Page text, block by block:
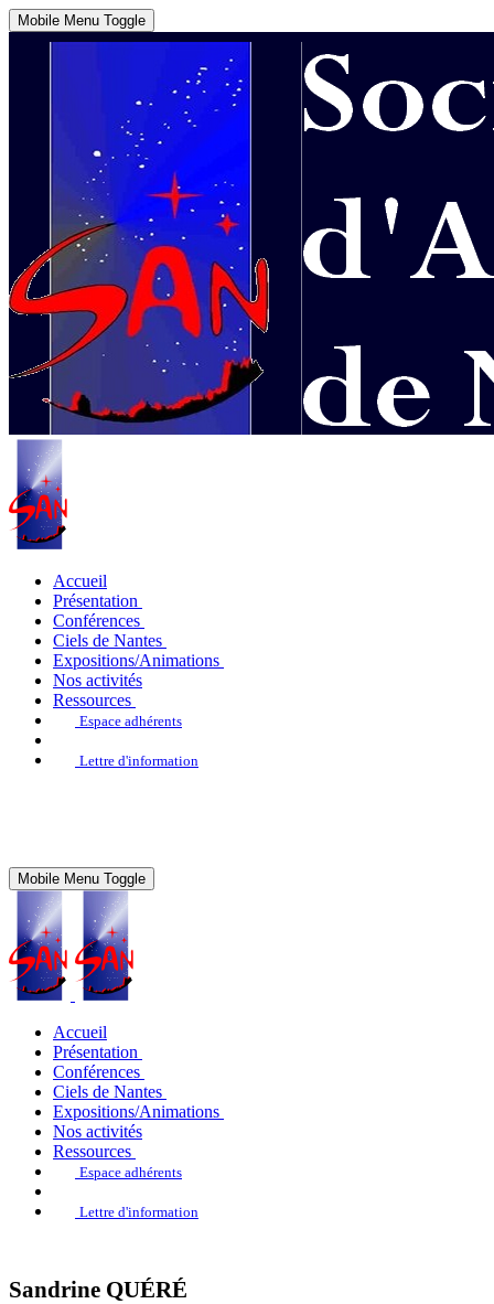
Mobile Menu Toggle
Accueil
Présentation
Conférences
Ciels de Nantes
Expositions/Animations
Nos activités
Ressources
Espace adhérents
Lettre d'information
Mobile Menu Toggle
Accueil
Présentation
Conférences
Ciels de Nantes
Expositions/Animations
Nos activités
Ressources
Espace adhérents
Lettre d'information
Sandrine QUÉRÉ